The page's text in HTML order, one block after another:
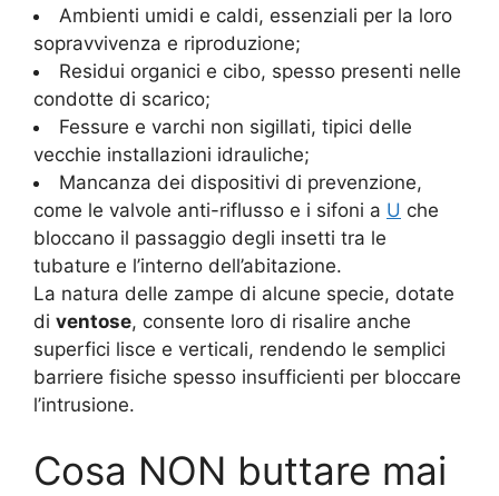
Ambienti umidi e caldi, essenziali per la loro
sopravvivenza e riproduzione;
Residui organici e cibo, spesso presenti nelle
condotte di scarico;
Fessure e varchi non sigillati, tipici delle
vecchie installazioni idrauliche;
Mancanza dei dispositivi di prevenzione,
come le valvole anti-riflusso e i sifoni a U che
bloccano il passaggio degli insetti tra le
tubature e l’interno dell’abitazione.
La natura delle zampe di alcune specie, dotate
di ventose, consente loro di risalire anche
superfici lisce e verticali, rendendo le semplici
barriere fisiche spesso insufficienti per bloccare
l’intrusione.
Cosa NON buttare mai